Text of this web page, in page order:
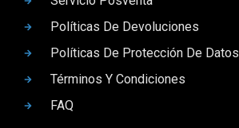
Políticas De Devoluciones
Políticas De Protección De Datos
Términos Y Condiciones
FAQ